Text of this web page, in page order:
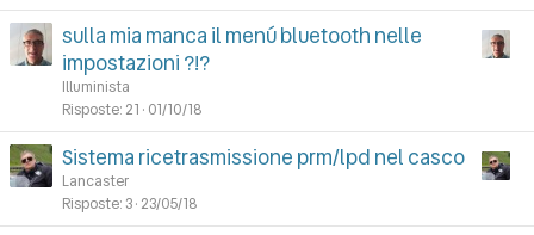
sulla mia manca il menú bluetooth nelle
impostazioni ?!?
Illuminista
Risposte 21 01/10/18
Sistema ricetrasmissione prm/lpd nel casco
Lancaster
Risposte 3 23/05/18